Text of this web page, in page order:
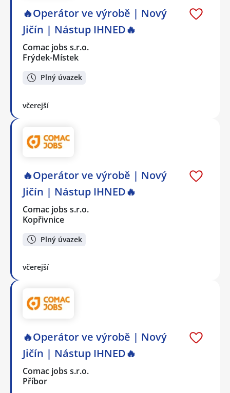
🔥Operátor ve výrobě | Nový
Jičín | Nástup IHNED🔥
Comac jobs s.r.o.
Frýdek-Místek
Plný úvazek
včerejší
🔥Operátor ve výrobě | Nový
Jičín | Nástup IHNED🔥
Comac jobs s.r.o.
Kopřivnice
Plný úvazek
včerejší
🔥Operátor ve výrobě | Nový
Jičín | Nástup IHNED🔥
Comac jobs s.r.o.
Příbor